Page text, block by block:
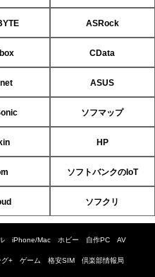
ASRock
CData
ASUS
ソフマップ
HP
ソフトバンクのIoT
ソフクリ
iPhone/Mac ホビー 自作PC AV
グ+ ゲーム 格安SIM 倶楽部情報局